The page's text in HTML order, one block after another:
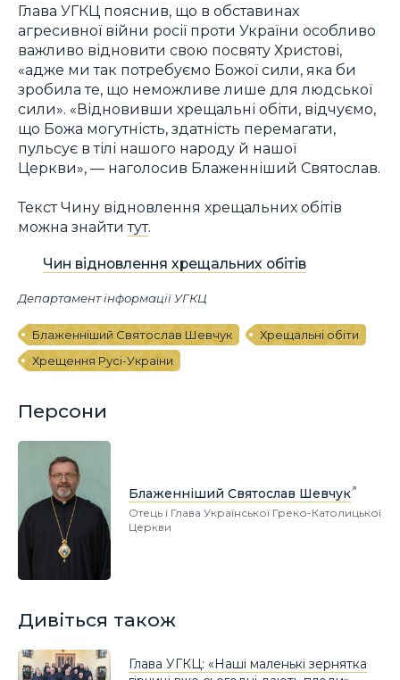
Глава УГКЦ пояснив, що в обставинах
агресивної війни росії проти України особливо
важливо відновити свою посвяту Христові,
«адже ми так потребуємо Божої сили, яка би
зробила те, що неможливе лише для людської
сили». «Відновивши хрещальні обіти, відчуємо,
що Божа могутність, здатність перемагати,
пульсує в тілі нашого народу й нашої
Церкви», — наголосив Блаженніший Святослав.
Текст Чину відновлення хрещальних обітів
можна знайтитут.
Чин відновлення хрещальних обітів
Департамент інформації УГКЦ
Блаженніший Святослав Шевчук
Хрещальні обіти
Хрещення Русі-України
Персони
Блаженніший Святослав Шевчук
Отець і Глава Української Греко-Католицької
Церкви
Дивіться також
Глава УГКЦ: «Наші маленькі зернятка